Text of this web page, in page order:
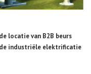
locatie van B2B beurs
industriële elektrificatie